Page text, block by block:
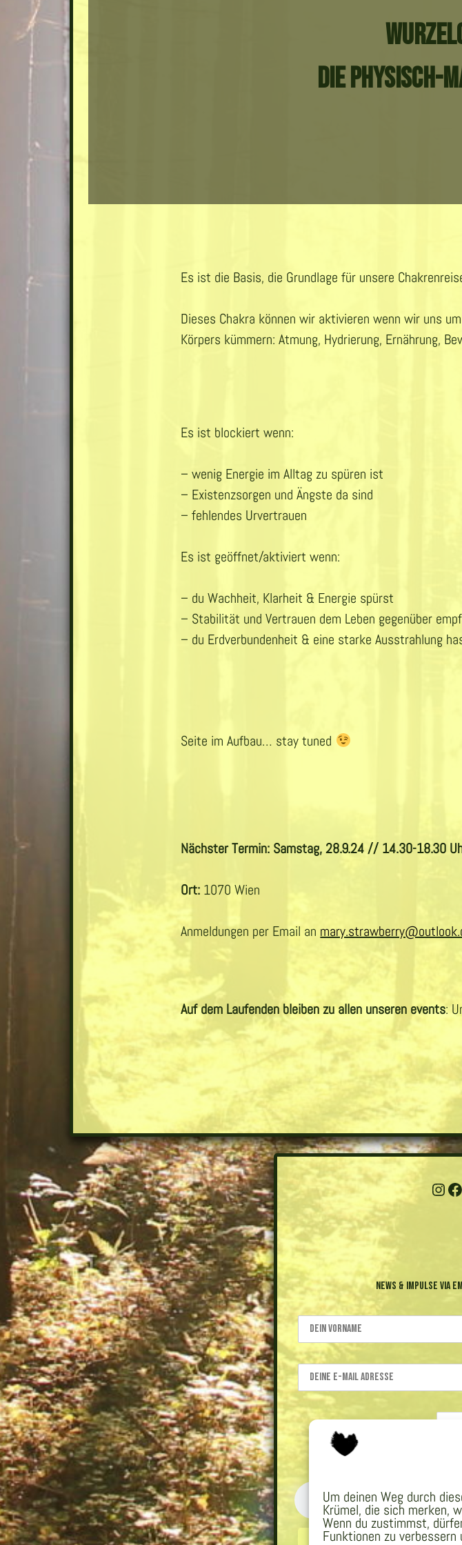
Um deinen Weg durch
Krümel, die sich merken,
Wenn du zustimmst,
Funktionen zu
die physisch-
Es ist die Basis, die Grundlage für unsere
Dieses Chakra können wir aktivieren wenn wir uns
Körpers kümmern: Atmung, Hydrierung, Ernährung,
Es ist blockiert wenn:
– wenig Energie im Alltag zu spüren ist
– Existenzsorgen und Ängste da sind
– fehlendes Urvertrauen
Es ist geöffnet/aktiviert wenn:
– du Wachheit, Klarheit & Energie spürst
– Stabilität und Vertrauen dem Leben gegenüber
– du Erdverbundenheit & eine starke Ausstrahlung
Seite im Aufbau… stay tuned
Nächster Termin: Samstag, 28.9.24 // 14.30-18.30
Ort: 1070 Wien
Anmeldungen per Email an
Auf dem Laufenden bleiben zu allen unseren events:
News & Impulse via